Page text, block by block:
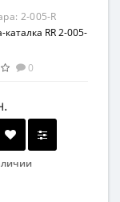
2-005-R
RR 2-005-
0